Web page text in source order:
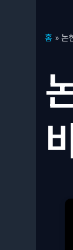
홈 » 논